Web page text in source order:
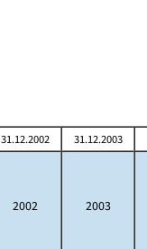
31.12.2002 31.12.2003
2002 2003